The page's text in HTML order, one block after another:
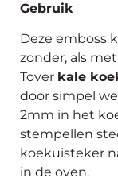
Gebruik
Deze emboss
zonder, als
Tover kale
door simpel
2mm in het
stempellen
koekuisteker
in de oven.